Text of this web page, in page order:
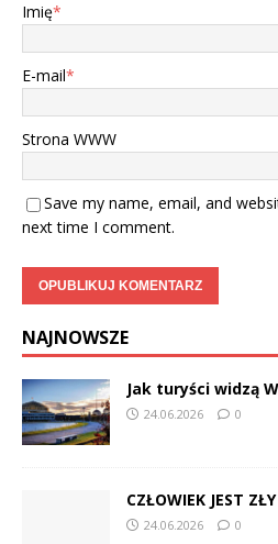
Imię*
E-mail*
Strona WWW
Save my name, email, and
next time I comment.
NAJNOWSZE
Jak turyści widzą
24.06.2026 0
CZŁOWIEK JEST ZŁY
24.06.2026 0